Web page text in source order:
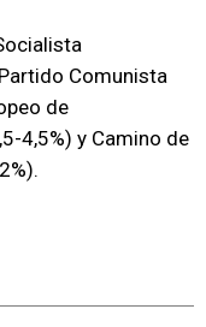
Comunista
de
4,5%) y Camino de